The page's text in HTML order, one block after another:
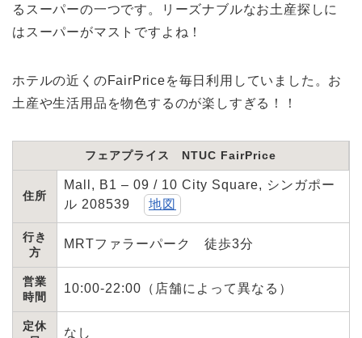
るスーパーの一つです。リーズナブルなお土産探しに
はスーパーがマストですよね！
ホテルの近くのFairPriceを毎日利用していました。お
土産や生活用品を物色するのが楽しすぎる！！
フェアプライス NTUC FairPrice
住所
Mall, B1 – 09 / 10 City Square, シンガポー
ル 208539
地図
行き
方
MRTファラーパーク 徒歩3分
営業
時間
10:00-22:00（店舗によって異なる）
定休
なし